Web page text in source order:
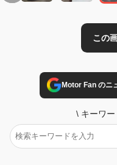
Motor Fan のニ
\ キーワ